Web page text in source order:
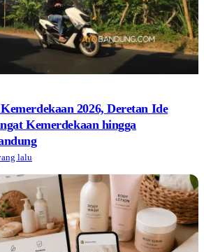
2026, Deretan Ide
Kemerdekaan hingga
lalu